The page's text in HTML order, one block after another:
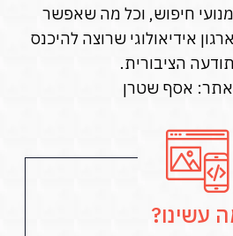
חיפוש, וכל מה שאפשר
אידיאולוגי שרוצה להיכנס
הציבורית.
אתר: אסף שטרן
עשינו?